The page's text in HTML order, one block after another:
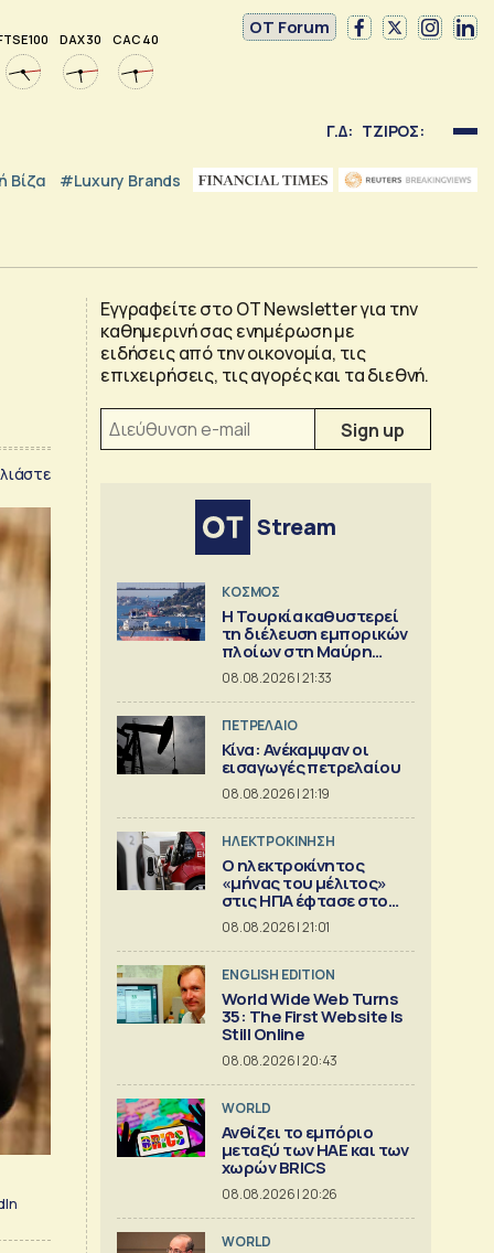
100 DAX 30 CAC 40
OT Forum
Γ.Δ: ΤΖΙΡΟΣ:
Βίζα #luxury Brands
Εγγραφείτε στο OT Newsletter για την
καθημερινή σας ενημέρωση με
ειδήσεις από την οικονομία, τις
επιχειρήσεις, τις αγορές και τα διεθνή.
Stream
ΚΟΣΜΟΣ
Η Τουρκία καθυστερεί
τη διέλευση εμπορικών
πλοίων στη Μαύρη
Θάλασσα
08.08.2026 | 21:33
ΠΕΤΡΕΛΑΙΟ
Κίνα: Ανέκαμψαν οι
εισαγωγές πετρελαίου
08.08.2026 | 21:19
ΗΛΕΚΤΡΟΚΙΝΗΣΗ
Ο ηλεκτροκίνητος
«μήνας του μέλιτος»
στις ΗΠΑ έφτασε στο
τέλος του
08.08.2026 | 21:01
ENGLISH EDITION
World Wide Web Turns
35: The First Website Is
Still Online
08.08.2026 | 20:43
WORLD
Ανθίζει το εμπόριο
μεταξύ των ΗΑΕ και των
χωρών BRICS
08.08.2026 | 20:26
WORLD